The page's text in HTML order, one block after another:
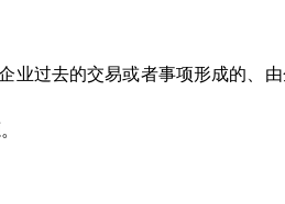
过去的交易或者事项形成的、由